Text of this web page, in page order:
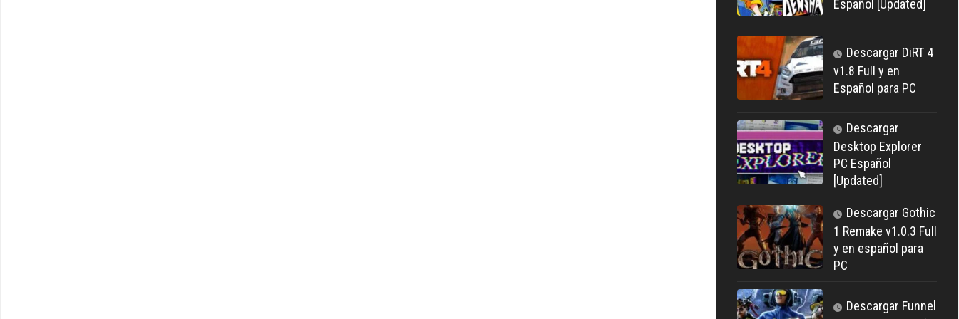
Español [Updated]
Descargar DiRT 4
v1.8 Full y en
Español para PC
Descargar
Desktop Explorer
PC Español
[Updated]
Descargar Gothic
1 Remake v1.0.3 Full
y en español para
PC
Descargar Funnel